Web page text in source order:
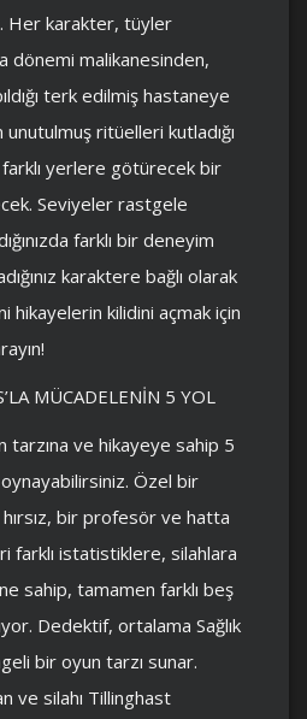
Her karakter, tüyler
dönemi malikanesinden,
terk edilmiş hastaneye
ritüelleri kutladığı
yerlere götürecek bir
Seviyeler rastgele
farklı bir deneyim
karaktere bağlı olarak
hikayelerin kilidini açmak için
MÜCADELENİN 5 YOL
tarzına ve hikayeye sahip 5
Özel bir
bir profesör ve hatta
farklı istatistiklere, silahlara
sahip, tamamen farklı beş
Dedektif, ortalama Sağlık
bir oyun tarzı sunar.
ve silahı Tillinghast